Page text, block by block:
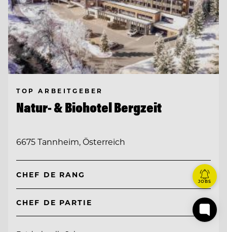
TOP ARBEITGEBER
Natur- & Biohotel Bergzeit
6675 Tannheim, Österreich
CHEF DE RANG
CHEF DE PARTIE
JOBS